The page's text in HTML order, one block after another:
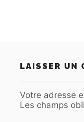
LAISSER UN
Votre adresse
Les champs